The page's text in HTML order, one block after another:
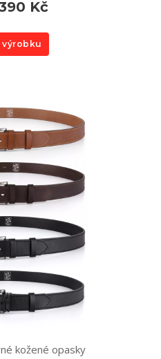
Kč
výrobku
kožené opasky